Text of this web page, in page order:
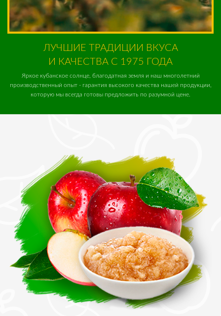
ЛУЧШИЕ ТРАДИЦИИ ВКУСА
И КАЧЕСТВА С 1975 ГОДА
Яркое кубанское солнце, благодатная земля и наш многолетний
производственный опыт - гарантия высокого качества нашей продукции,
которую мы всегда готовы предложить по разумной цене.